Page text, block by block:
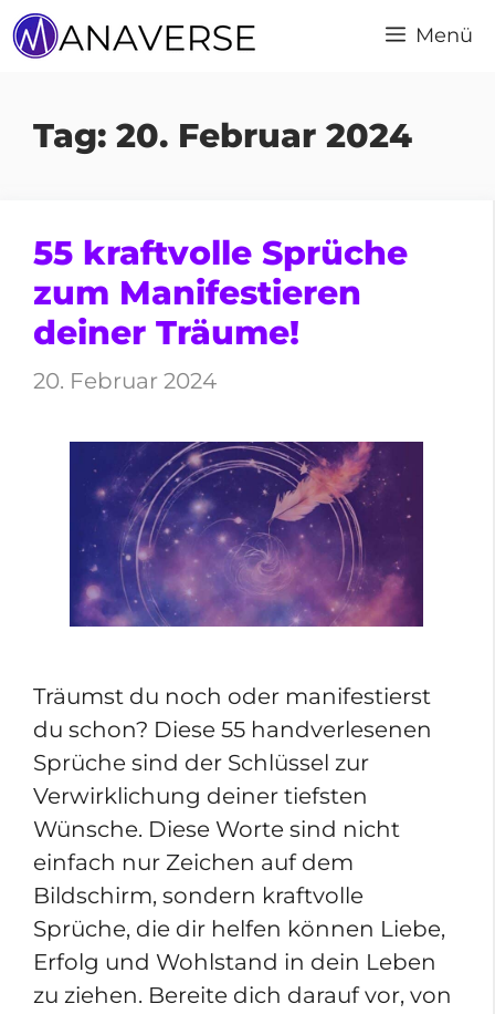
Zum
Inhalt
Menü
Tag: 20. Februar 2024
55 kraftvolle Sprüche
zum Manifestieren
deiner Träume!
20. Februar 2024
Träumst du noch oder manifestierst
du schon? Diese 55 handverlesenen
Sprüche sind der Schlüssel zur
Verwirklichung deiner tiefsten
Wünsche. Diese Worte sind nicht
einfach nur Zeichen auf dem
Bildschirm, sondern kraftvolle
Sprüche, die dir helfen können Liebe,
Erfolg und Wohlstand in dein Leben
zu ziehen. Bereite dich darauf vor, von